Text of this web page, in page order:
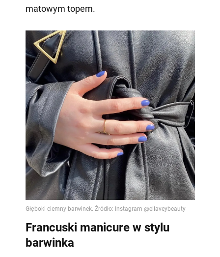
matowym topem.
Francuski manicure w stylu
barwinka